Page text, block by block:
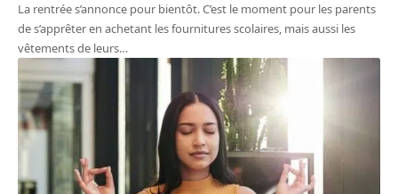
La rentrée s’annonce pour bientôt. C’est le moment pour les parents
de s’apprêter en achetant les fournitures scolaires, mais aussi les
vêtements de leurs…